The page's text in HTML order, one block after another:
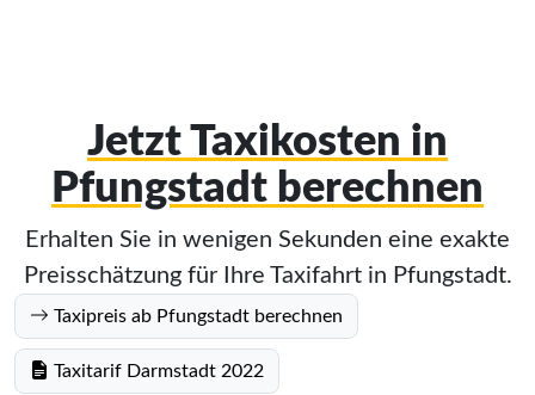
Jetzt Taxikosten in
Pfungstadt berechnen
Erhalten Sie in wenigen Sekunden eine exakte
Preisschätzung für Ihre Taxifahrt in Pfungstadt.
Taxipreis ab Pfungstadt berechnen
Taxitarif Darmstadt 2022